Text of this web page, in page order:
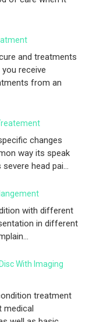
and treatments
receive
from an
changes
way its speak
head pai...
with different
in different
With Imaging
treatment
medical